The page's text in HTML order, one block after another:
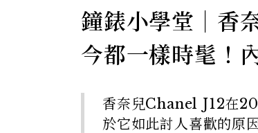
鐘錶小學堂│香
今都一樣時髦！
香奈兒Chanel J12在
於它如此討人喜歡的原